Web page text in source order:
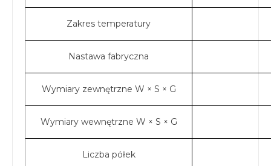
Zakres temperatury
Nastawa fabryczna
Wymiary zewnętrzne W × S × G
Wymiary wewnętrzne W × S × G
Liczba półek